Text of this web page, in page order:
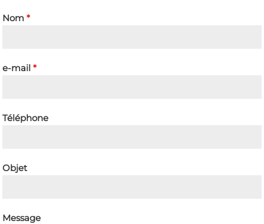
Nom*
e-mail*
Téléphone
Objet
Message